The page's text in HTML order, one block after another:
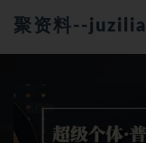
聚资料--